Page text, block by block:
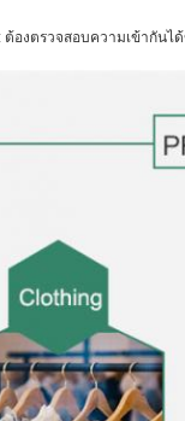
ต้องตรวจสอบความเข้ากันไ